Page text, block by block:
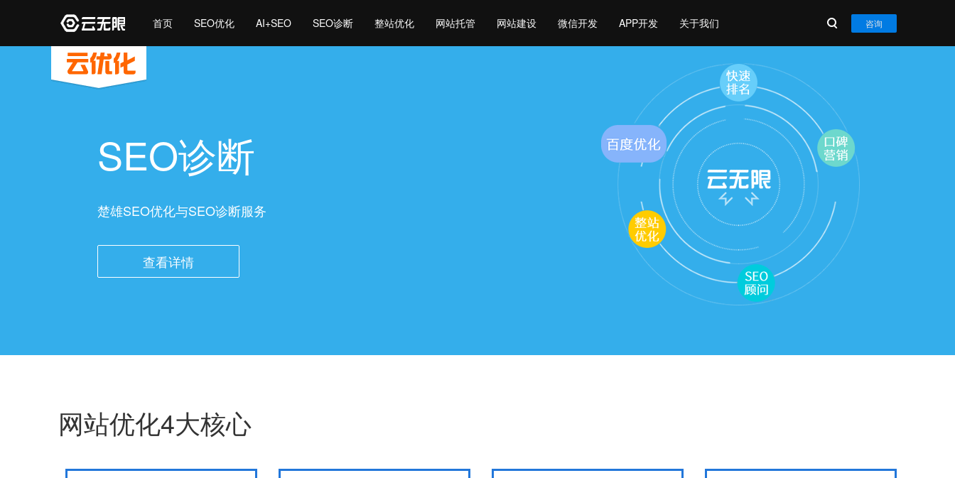
首页 SEO优化 AI+SEO SEO诊断 整站优化 网站托管 网站建设 微信开发 APP开发 关于我们 咨询
SEO诊断
楚雄SEO优化与SEO诊断服务
查看详情
网站优化4大核心